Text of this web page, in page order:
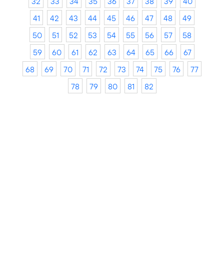
41
42 43 44 45 46 47 48
49
50
51 52 53 54 55 56 57
58
59
60 61 62 63 64 65 66
67
68
69 70 71 72 73 74 75 76
77
78
79 80 81 82